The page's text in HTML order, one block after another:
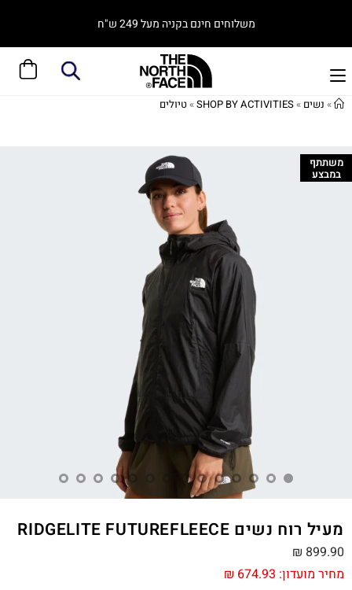
משלוחים חינם בקניה מעל 249 ש"ח
» נשים »
SHOP BY ACTIVITIES
»טיולים
משתתף
במבצע
מעיל רוח נשים RIDGELITE FUTUREFLEECE
מחיר מועדון: ₪ 674.93
₪ 899.90